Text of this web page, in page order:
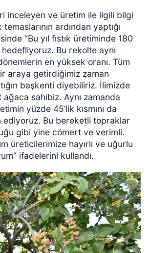
inceleyen ve üretim ile ilgili bilgi
ardından yaptığı
“Bu yıl fıstık üretiminde 180
Bu rekolte aynı
en yüksek oranı. Tüm
araya getirdiğimiz zaman
başkenti diyebiliriz. İlimizde
sahibiz. Aynı zamanda
yüzde 45’lik kısmını da
ediyoruz. Bu bereketli topraklar
gibi yine cömert ve verimli.
üreticilerimize hayırlı ve uğurlu
ifadelerini kullandı.